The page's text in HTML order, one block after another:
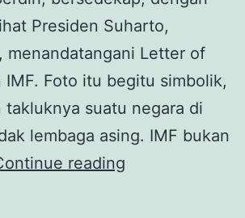
Presiden Suharto,
menandatangani Letter of
Foto itu begitu simbolik,
takluknya suatu negara di
lembaga asing. IMF bukan
reading